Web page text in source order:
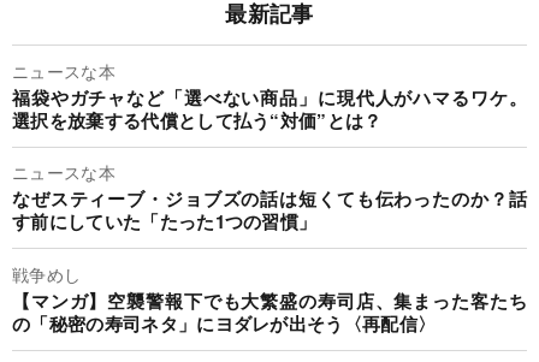
最新記事
ニュースな本
福袋やガチャなど「選べない商品」に現代人がハマるワケ。
選択を放棄する代償として払う“対価”とは？
ニュースな本
なぜスティーブ・ジョブズの話は短くても伝わったのか？話
す前にしていた「たった1つの習慣」
戦争めし
【マンガ】空襲警報下でも大繁盛の寿司店、集まった客たち
の「秘密の寿司ネタ」にヨダレが出そう〈再配信〉